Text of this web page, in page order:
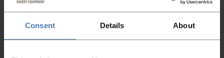
Consent Details About